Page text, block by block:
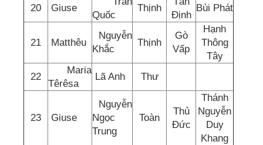
20 Giuse
Quốc
Thịnh
Định
Bùi Phát
21 Matthêu
Nguyễn
Khắc
Thịnh
Gò
Vấp
Hạnh
Thông
Tây
22
Maria
Têrêsa
Lã Anh Thư
23 Giuse
Nguyễn
Ngọc
Trung
Toàn
Thủ
Đức
Thánh
Nguyễn
Duy
Khang